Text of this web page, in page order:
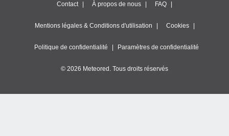
Contact À propos de nous FAQ
Mentions légales & Conditions d'utilisation Cookies
Politique de confidentialité Paramètres de confidentialité
© 2026 Meteored. Tous droits réservés